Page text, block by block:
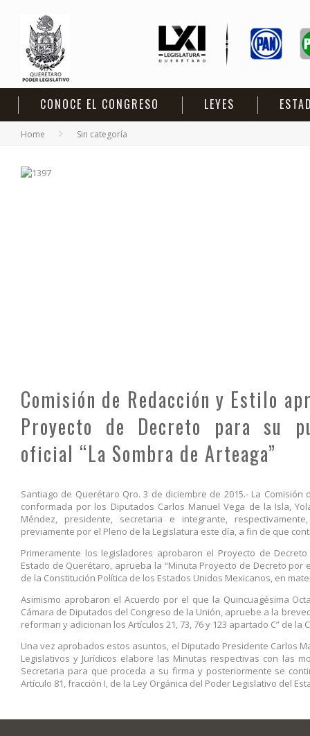
CONOCE EL CONGRESO LEYES
Home Sin categoría
Comisión de Redacción y Estilo
Proyecto de Decreto para su
oficial “La Sombra de Arteaga”
Santiago de Querétaro Qro. 3 de diciembre de 2015.- La Comisión
conformada por los Diputados Carlos Manuel Vega de la Isla,
Méndez, presidente, secretaria e integrante,
previamente por el Pleno de la Legislatura este día, a fin de que
Primeramente los legisladores aprobaron el Proyecto de
Estado de Querétaro, aprueba la “Minuta Proyecto de Decreto
de la Constitución Política de los Estados Unidos Mexicanos, en
Asimismo aprobaron el Acuerdo por el que la Quincuagésima
Cámara de Diputados del Congreso de la Unión, apruebe a la
reforman y adicionan los Artículos 21, 73, 76 y 123 apartado C” de
Una vez aprobados estos asuntos, el Diputado Presidente Carlos
Legislativos y Jurídicos elabore las Minutas respectivas con las
Secretaria para que proceda a su firma y posteriormente se
Artículo 81, fracción I, de la Ley Orgánica del Poder Legislativo del